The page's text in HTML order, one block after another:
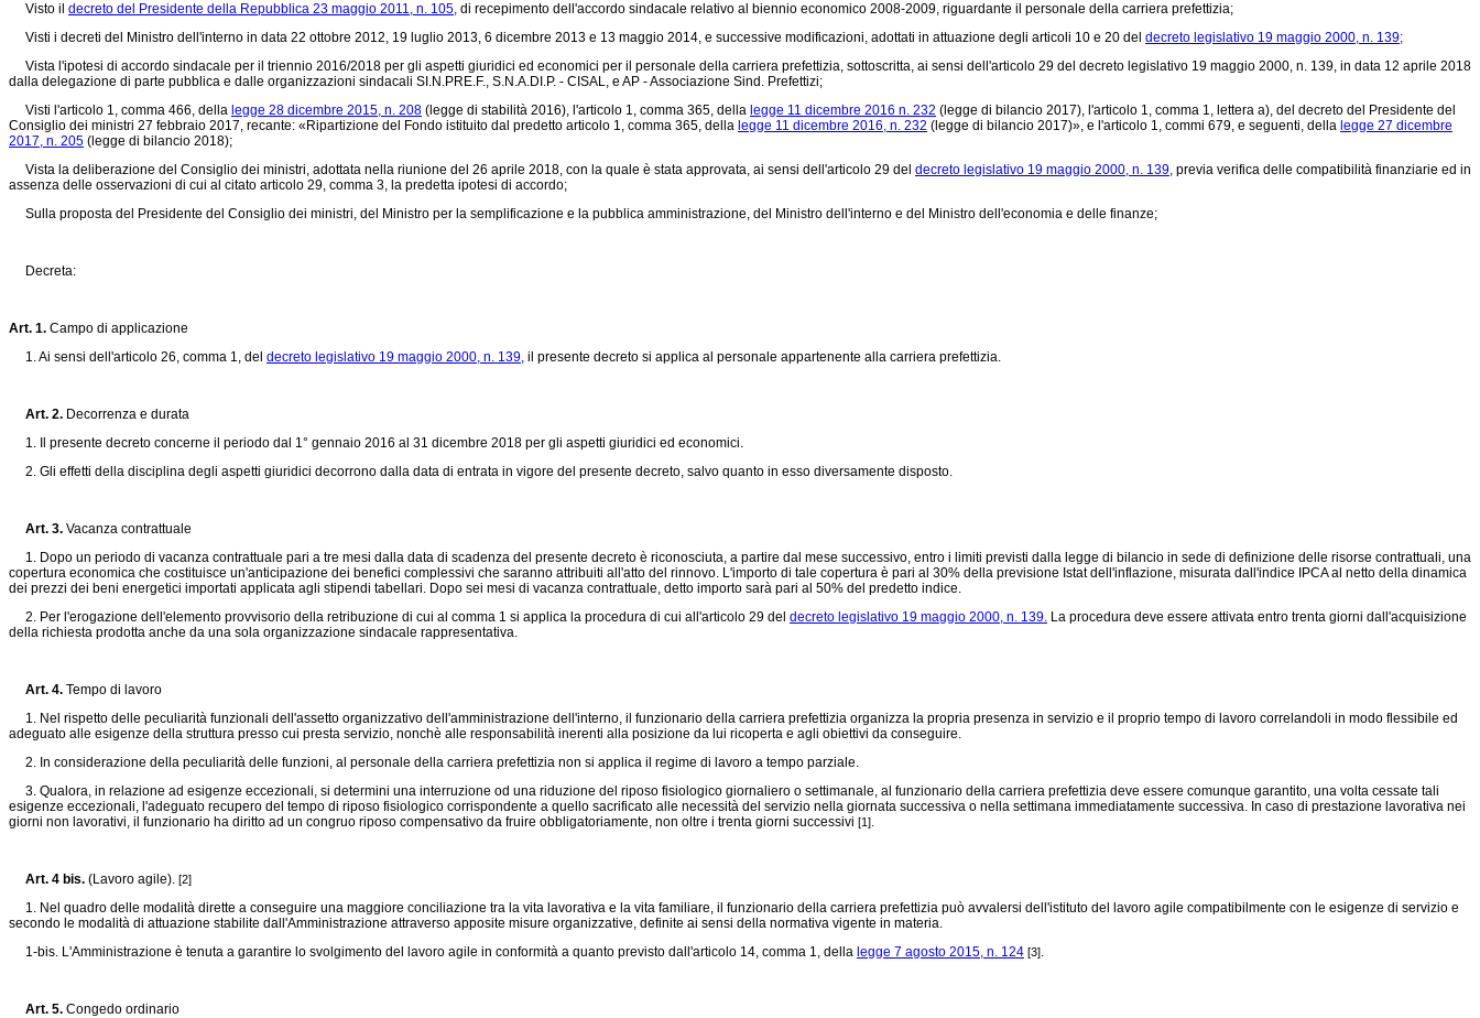
Visto il decreto del Presidente della Repubblica 23 maggio 2011, n. 105, di recepimento dell'accordo sindacale relativo al biennio economico 2008-2009, riguardante il personale della carriera prefettizia;
Visti i decreti del Ministro dell'interno in data 22 ottobre 2012, 19 luglio 2013, 6 dicembre 2013 e 13 maggio 2014, e successive modificazioni, adottati in attuazione degli articoli 10 e 20 del decreto legislativo 19 maggio 2000, n. 139;
Vista l'ipotesi di accordo sindacale per il triennio 2016/2018 per gli aspetti giuridici ed economici per il personale della carriera prefettizia, sottoscritta, ai sensi dell'articolo 29 del decreto legislativo 19 maggio 2000, n. 139, in data 12 aprile 2018
dalla delegazione di parte pubblica e dalle organizzazioni sindacali SI.N.PRE.F., S.N.A.DI.P. - CISAL, e AP - Associazione Sind. Prefettizi;
Visti l'articolo 1, comma 466, della legge 28 dicembre 2015, n. 208 (legge di stabilità 2016), l'articolo 1, comma 365, della legge 11 dicembre 2016 n. 232 (legge di bilancio 2017), l'articolo 1, comma 1, lettera a), del decreto del Presidente del
Consiglio dei ministri 27 febbraio 2017, recante: «Ripartizione del Fondo istituito dal predetto articolo 1, comma 365, della legge 11 dicembre 2016, n. 232 (legge di bilancio 2017)», e l'articolo 1, commi 679, e seguenti, della legge 27 dicembre
2017, n. 205 (legge di bilancio 2018);
Vista la deliberazione del Consiglio dei ministri, adottata nella riunione del 26 aprile 2018, con la quale è stata approvata, ai sensi dell'articolo 29 del decreto legislativo 19 maggio 2000, n. 139, previa verifica delle compatibilità finanziarie ed in
assenza delle osservazioni di cui al citato articolo 29, comma 3, la predetta ipotesi di accordo;
Sulla proposta del Presidente del Consiglio dei ministri, del Ministro per la semplificazione e la pubblica amministrazione, del Ministro dell'interno e del Ministro dell'economia e delle finanze;
Decreta:
Art. 1. Campo di applicazione
1. Ai sensi dell'articolo 26, comma 1, del decreto legislativo 19 maggio 2000, n. 139, il presente decreto si applica al personale appartenente alla carriera prefettizia.
Art. 2. Decorrenza e durata
1. Il presente decreto concerne il periodo dal 1° gennaio 2016 al 31 dicembre 2018 per gli aspetti giuridici ed economici.
2. Gli effetti della disciplina degli aspetti giuridici decorrono dalla data di entrata in vigore del presente decreto, salvo quanto in esso diversamente disposto.
Art. 3. Vacanza contrattuale
1. Dopo un periodo di vacanza contrattuale pari a tre mesi dalla data di scadenza del presente decreto è riconosciuta, a partire dal mese successivo, entro i limiti previsti dalla legge di bilancio in sede di definizione delle risorse contrattuali, una
copertura economica che costituisce un'anticipazione dei benefici complessivi che saranno attribuiti all'atto del rinnovo. L'importo di tale copertura è pari al 30% della previsione Istat dell'inflazione, misurata dall'indice IPCA al netto della dinamica
dei prezzi dei beni energetici importati applicata agli stipendi tabellari. Dopo sei mesi di vacanza contrattuale, detto importo sarà pari al 50% del predetto indice.
2. Per l'erogazione dell'elemento provvisorio della retribuzione di cui al comma 1 si applica la procedura di cui all'articolo 29 del decreto legislativo 19 maggio 2000, n. 139. La procedura deve essere attivata entro trenta giorni dall'acquisizione
della richiesta prodotta anche da una sola organizzazione sindacale rappresentativa.
Art. 4. Tempo di lavoro
1. Nel rispetto delle peculiarità funzionali dell'assetto organizzativo dell'amministrazione dell'interno, il funzionario della carriera prefettizia organizza la propria presenza in servizio e il proprio tempo di lavoro correlandoli in modo flessibile ed
adeguato alle esigenze della struttura presso cui presta servizio, nonchè alle responsabilità inerenti alla posizione da lui ricoperta e agli obiettivi da conseguire.
2. In considerazione della peculiarità delle funzioni, al personale della carriera prefettizia non si applica il regime di lavoro a tempo parziale.
3. Qualora, in relazione ad esigenze eccezionali, si determini una interruzione od una riduzione del riposo fisiologico giornaliero o settimanale, al funzionario della carriera prefettizia deve essere comunque garantito, una volta cessate tali
esigenze eccezionali, l'adeguato recupero del tempo di riposo fisiologico corrispondente a quello sacrificato alle necessità del servizio nella giornata successiva o nella settimana immediatamente successiva. In caso di prestazione lavorativa nei
giorni non lavorativi, il funzionario ha diritto ad un congruo riposo compensativo da fruire obbligatoriamente, non oltre i trenta giorni successivi [1].
Art. 4 bis. (Lavoro agile). [2]
1. Nel quadro delle modalità dirette a conseguire una maggiore conciliazione tra la vita lavorativa e la vita familiare, il funzionario della carriera prefettizia può avvalersi dell'istituto del lavoro agile compatibilmente con le esigenze di servizio e
secondo le modalità di attuazione stabilite dall'Amministrazione attraverso apposite misure organizzative, definite ai sensi della normativa vigente in materia.
1-bis. L'Amministrazione è tenuta a garantire lo svolgimento del lavoro agile in conformità a quanto previsto dall'articolo 14, comma 1, della legge 7 agosto 2015, n. 124 [3].
Art. 5. Congedo ordinario